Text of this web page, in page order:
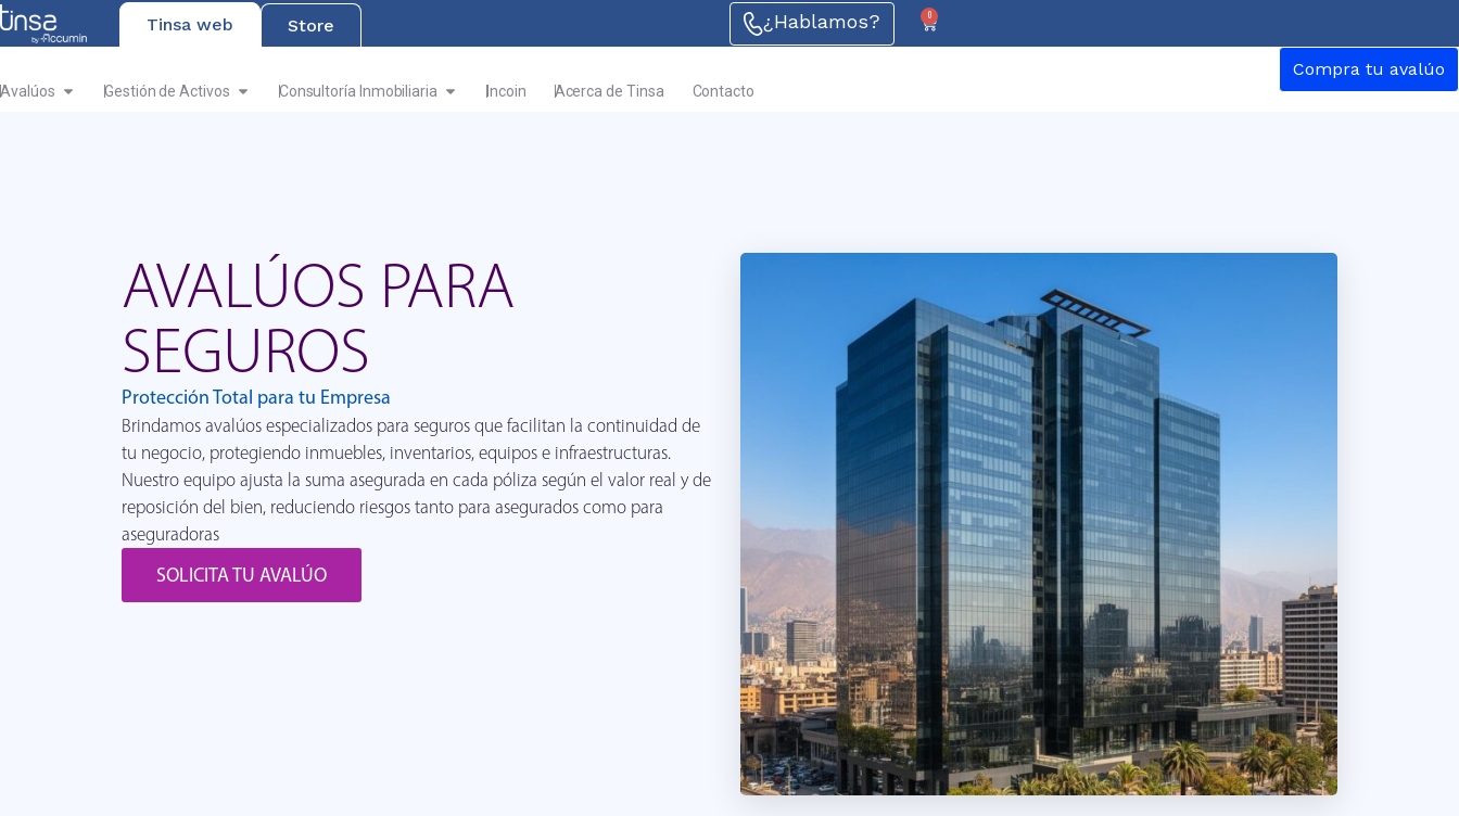
Tinsa web Store ¿Hablamos? 0
Avalúos Gestión de Activos Consultoría Inmobiliaria Incoin Acerca de Tinsa Contacto
Compra tu avalúo
AVALÚOS PARA
SEGUROS
Protección Total para tu Empresa
Brindamos avalúos especializados para seguros que facilitan la continuidad de
tu negocio, protegiendo inmuebles, inventarios, equipos e infraestructuras.
Nuestro equipo ajusta la suma asegurada en cada póliza según el valor real y de
reposición del bien, reduciendo riesgos tanto para asegurados como para
aseguradoras
SOLICITA TU AVALÚO